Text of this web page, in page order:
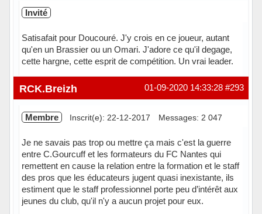
Invité
Satisafait pour Doucouré. J'y crois en ce joueur, autant
qu'en un Brassier ou un Omari. J'adore ce qu'il degage,
cette hargne, cette esprit de compétition. Un vrai leader.
#293
01-09-2020 14:33:28
RCK.Breizh
Membre Inscrit(e): 22-12-2017 Messages: 2 047
Je ne savais pas trop ou mettre ça mais c'est la guerre
entre C.Gourcuff et les formateurs du FC Nantes qui
remettent en cause la relation entre la formation et le staff
des pros que les éducateurs jugent quasi inexistante, ils
estiment que le staff professionnel porte peu d’intérêt aux
jeunes du club, qu'il n'y a aucun projet pour eux.